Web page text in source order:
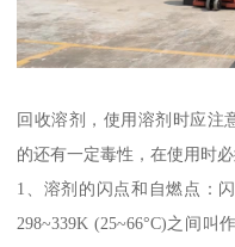
回收溶剂，使用溶剂时应注
的还有一定毒性，在使用时
1、溶剂的闪点和自燃点：
298~339K (25~66°C)之间叫